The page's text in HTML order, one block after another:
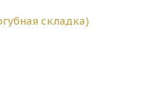
складка)